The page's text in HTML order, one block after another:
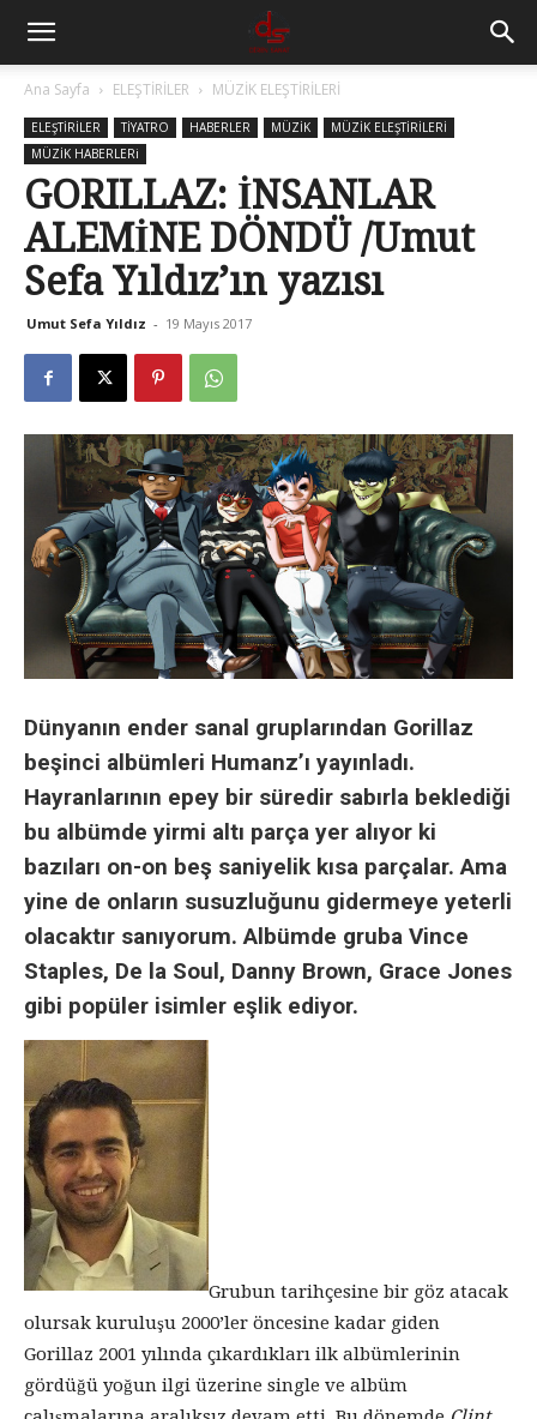
Ana Sayfa ELEŞTİRİLER MÜZİK ELEŞTİRİLERİ
ELEŞTİRİLER TİYATRO HABERLER MÜZİK
MÜZİK ELEŞTİRİLERİ
MÜZİK HABERLERi
GORILLAZ: İNSANLAR
ALEMİNE DÖNDÜ /Umut
Sefa Yıldız’ın yazısı
Umut Sefa Yıldız - 19 Mayıs 2017
Dünyanın ender sanal gruplarından Gorillaz
beşinci albümleri Humanz’ı yayınladı.
Hayranlarının epey bir süredir sabırla beklediği
bu albümde yirmi altı parça yer alıyor ki
bazıları on-on beş saniyelik kısa parçalar. Ama
yine de onların susuzluğunu gidermeye yeterli
olacaktır sanıyorum. Albümde gruba Vince
Staples, De la Soul, Danny Brown, Grace Jones
gibi popüler isimler eşlik ediyor.
Grubun tarihçesine bir göz atacak
olursak kuruluşu 2000’ler öncesine kadar giden
Gorillaz 2001 yılında çıkardıkları ilk albümlerinin
gördüğü yoğun ilgi üzerine single ve albüm